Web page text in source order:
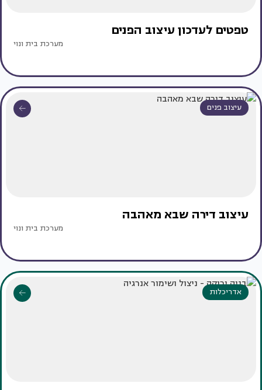
טפטים לעדכון עיצוב הפנים
מערכת בית ונוי
עיצוב פנים
עיצוב דירה שבא מאהבה
מערכת בית ונוי
אדריכלות